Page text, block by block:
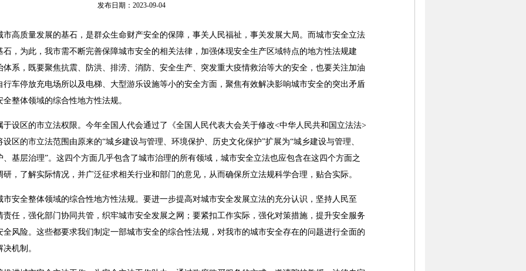
发布日期：2023-09-04
质量发展的基石，是群众生命财产安全的保障，事关人民福祉，事关发展大局。而城市安全立法
，为此，我市需不断完善保障城市安全的相关法律，加强体现安全生产区域特点的地方性法规建
系，既要聚焦抗震、防洪、排涝、消防、安全生产、突发重大疫情救治等大的安全，也要关注加油
车停放充电场所以及电梯、大型游乐设施等小的安全方面，聚焦有效解决影响城市安全的突出矛盾
整体领域的综合性地方性法规。
区的市立法权限。今年全国人代会通过了《全国人民代表大会关于修改<中华人民共和国立法法>
区的市立法范围由原来的“城乡建设与管理、环境保护、历史文化保护”扩展为“城乡建设与管理、
基层治理”。这四个方面几乎包含了城市治理的所有领域，城市安全立法也应包含在这四个方面之
，了解实际情况，并广泛征求相关行业和部门的意见，从而确保所立法规科学合理，贴合实际。
全整体领域的综合性地方性法规。要进一步提高对城市安全发展立法的充分认识，坚持人民至
任，强化部门协同共管，织牢城市安全发展之网；要紧扣工作实际，强化对策措施，提升安全服务
风险。这些都要求我们制定一部城市安全的综合性法规，对我市的城市安全存在的问题进行全面的
机制。